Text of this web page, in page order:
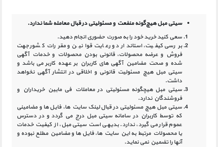
سیتی مبل هیچ‌گونه منفعت و مسئولیتی درقبال معامله شما ندارد.
سعی کنید خرید خود را به صورت حضوری انجام دهید.
بررسی کیفیت، استاندارد و رعایت قوانین و مقررات کشور جهت
فروش و عرضه محصولات، قانونی بودن محصولات و خدمات آگهی
شده و صحت مضامین آگهی‏ های کاربران بر عهده کاربر می باشد و
سیتی مبل هیچ مسئولیت قانونی و اخلاقی در انتشار آگهی نخواهد
داشت.
سیتی مبل هیچگونه مسئولیتی در معاملات فی مابین خریداران و
فروشندگان ندارد.
سیتی مبل هیچ مسئولیتی در قبال لینک‏ سایت ‏ها، فایل ‏ها و مضامینی
که توسط کاربران در سامانه‏ سیتی مبل درج می گردد و در دسترس
عموم قرار می گیرد، ندارد. بدیهی است سیتی مبل، از کیفیت خدمات
یا محصولات مرتبط به این سایت‏ ها، فایل ها و مضامین مطلع نبوده و
آنها را تضمین نمی نماید.